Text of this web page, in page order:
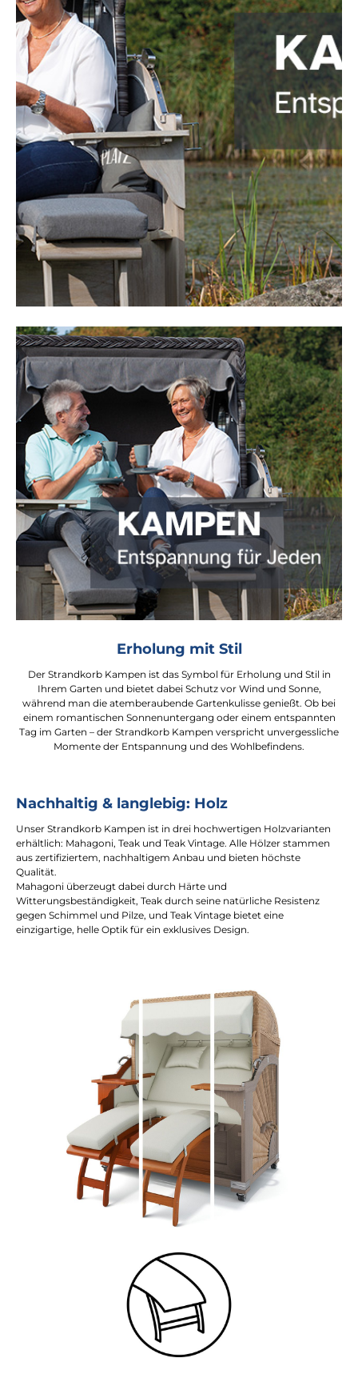
Erholung mit Stil
Der Strandkorb Kampen ist das Symbol für Erholung und Stil in
Ihrem Garten und bietet dabei Schutz vor Wind und Sonne,
während man die atemberaubende Gartenkulisse genießt. Ob bei
einem romantischen Sonnenuntergang oder einem entspannten
Tag im Garten – der Strandkorb Kampen verspricht unvergessliche
Momente der Entspannung und des Wohlbefindens.
Nachhaltig & langlebig: Holz
Unser Strandkorb Kampen ist in drei hochwertigen Holzvarianten
erhältlich: Mahagoni, Teak und Teak Vintage. Alle Hölzer stammen
aus zertifiziertem, nachhaltigem Anbau und bieten höchste
Qualität.
Mahagoni überzeugt dabei durch Härte und
Witterungsbeständigkeit, Teak durch seine natürliche Resistenz
gegen Schimmel und Pilze, und Teak Vintage bietet eine
einzigartige, helle Optik für ein exklusives Design.